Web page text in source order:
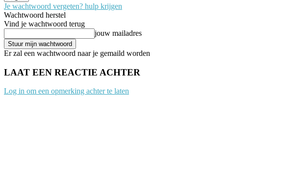
Je wachtwoord vergeten? hulp krijgen
Wachtwoord herstel
Vind je wachtwoord terug
jouw mailadres
Er zal een wachtwoord naar je gemaild worden
LAAT EEN REACTIE ACHTER
Log in om een opmerking achter te laten